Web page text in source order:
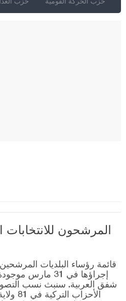
قائمة رؤساء البلديات المرشحين
إجراؤها في 31
شفق العربية. سنبث نسب